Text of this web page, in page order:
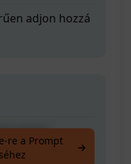
adjon hozzá
re a Prompt